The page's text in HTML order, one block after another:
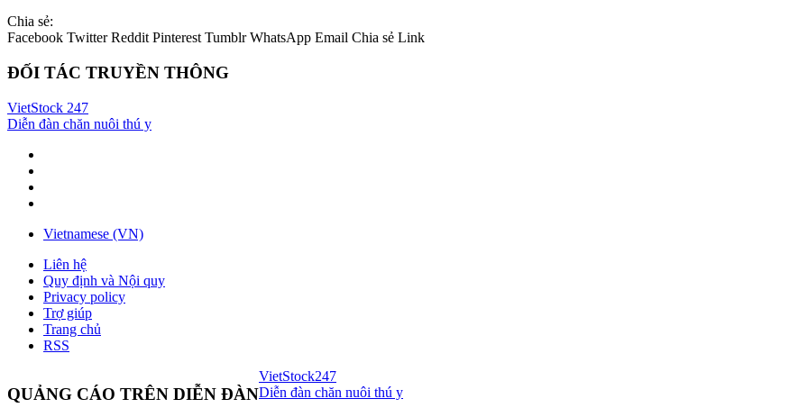
Chia sẻ:
Facebook Twitter Reddit Pinterest Tumblr WhatsApp Email Chia sẻ Link
ĐỐI TÁC TRUYỀN THÔNG
VietStock 247
Diễn đàn chăn nuôi thú y
Vietnamese (VN)
Liên hệ
Quy định và Nội quy
Privacy policy
Trợ giúp
Trang chủ
RSS
QUẢNG CÁO TRÊN DIỄN ĐÀN
VietStock247
Diễn đàn chăn nuôi thú y